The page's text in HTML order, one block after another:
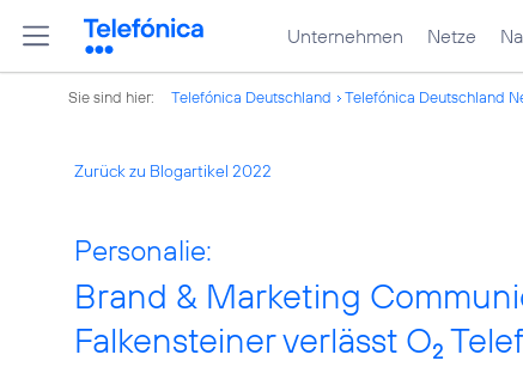
Unternehmen Netze
Sie sind hier: Telefónica Deutschland Telefónica Deutschland
Zurück zu Blogartikel 2022
Personalie:
Brand & Marketing
Falkensteiner verlässt O2